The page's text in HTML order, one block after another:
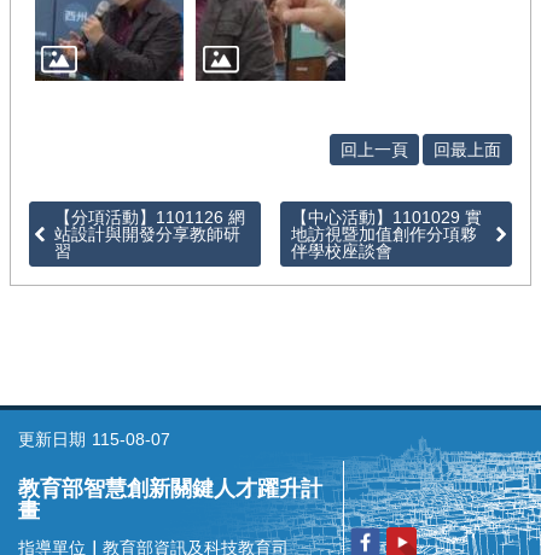
徵
件
回
回上一頁 回最上面
【分項活動】1101126 網
站設計與開發分享教師研
習
【中心活動】1101029 實
地訪視暨加值創作分項夥
伴學校座談會
更新日期 115-08-07
教育部智慧創新關鍵人才躍升計
畫
指導單位 教育部資訊及科技教育司